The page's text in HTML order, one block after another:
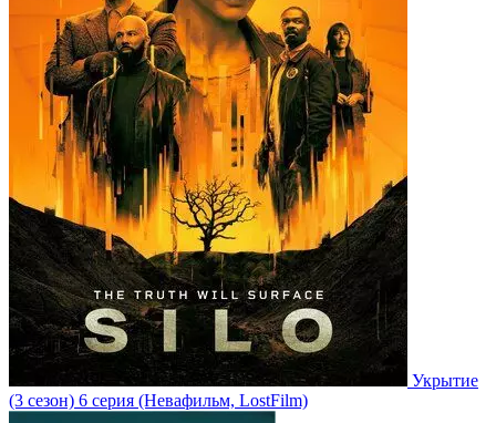
Укрытие
(3 сезон) 6 серия (Невафильм, LostFilm)